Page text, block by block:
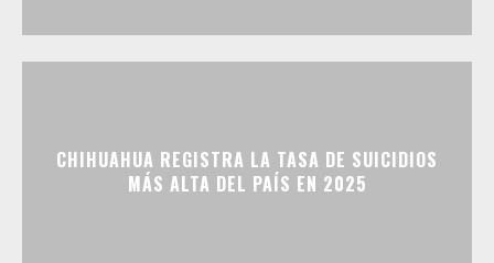
CHIHUAHUA REGISTRA LA TASA DE SUICIDIOS
MÁS ALTA DEL PAÍS EN 2025